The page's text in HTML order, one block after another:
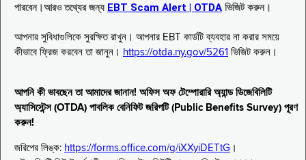
পারবেন।আরও তথ্যের জন্য EBT Scam Alert | OTDA ভিজিট করুন।
আপনার সুবিধাগুলিকে সুরক্ষিত রাখুন। আপনার EBT কার্ডটি ব্যবহার না করার সময়ে
কীভাবে ফ্রিজ করবেন তা জানুন। https://otda.ny.gov/5261 ভিজিট করুন।
আপনি কী ভাবছেন তা আমাদের জানান! অফিস অফ টেম্পোরারি অ্যান্ড ডিজেবিলিটি
অ্যাসিস্টেন্স (OTDA) পাবলিক বেনিফিট জরিপটি (Public Benefits Survey) পূরণ
করুন!
জরিপের লিঙ্ক: https://forms.office.com/g/iXXyiDETtG ।